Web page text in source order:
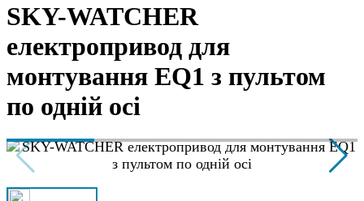
SKY-WATCHER
електропривод для
монтування EQ1 з пультом
по одній осі